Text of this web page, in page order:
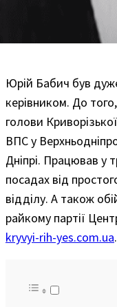
Юрій Бабич був
керівником. До
голови
ВПС у
Дніпрі. Працював у
посадах від
відділу. А також
райкому партії
kryvyi-rih-yes.com.ua.